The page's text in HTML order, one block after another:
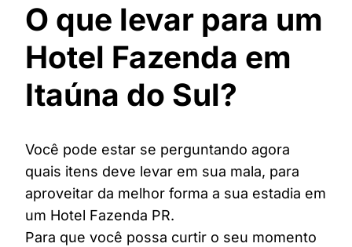
O que levar para um
Hotel Fazenda em
Itaúna do Sul?
Você pode estar se perguntando agora
quais itens deve levar em sua mala, para
aproveitar da melhor forma a sua estadia em
um Hotel Fazenda PR.
Para que você possa curtir o seu momento